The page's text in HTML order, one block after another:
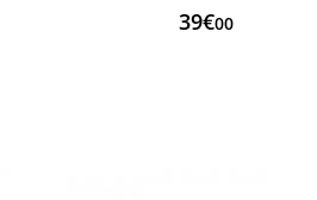
39€00